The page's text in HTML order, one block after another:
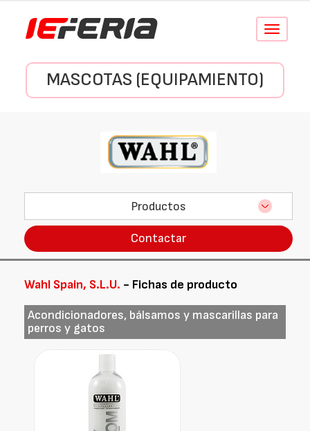
Conmutar
MASCOTAS (EQUIPAMIENTO)
Productos
Contactar
Wahl Spain, S.L.U. - Fichas de producto
Acondicionadores, bálsamos y mascarillas para
perros y gatos